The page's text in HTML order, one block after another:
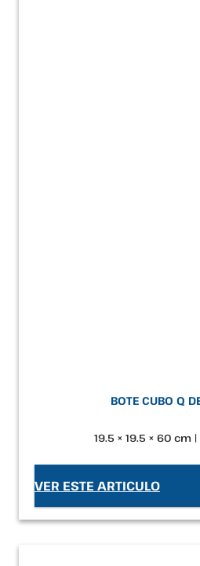
BOTE CUBO Q
19.5 × 19.5 × 60 cm
VER ESTE ARTICULO